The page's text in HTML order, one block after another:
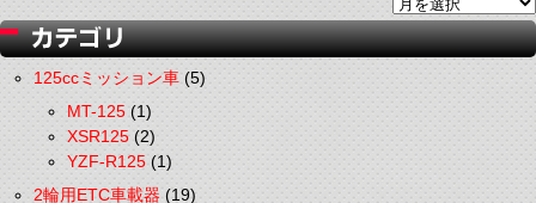
125ccミッション車(5)
MT-125(1)
XSR125(2)
YZF-R125(1)
2輪用ETC車載器(19)